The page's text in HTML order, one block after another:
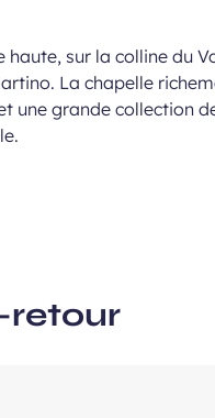
haute, sur la colline du
La chapelle
une grande collection
retour